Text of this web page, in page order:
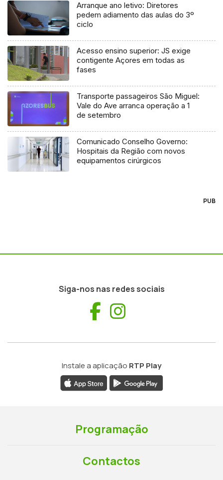
Arranque ano letivo: Diretores
pedem adiamento das aulas do 3º
ciclo
Acesso ensino superior: JS exige
contigente Açores em todas as
fases
Transporte passageiros São Miguel:
Vale do Ave arranca operação a 1
de setembro
Comunicado Conselho Governo:
Hospitais da Região com novos
equipamentos cirúrgicos
PUB
Siga-nos nas redes sociais
Facebook
Instale a aplicação RTP Play
Programação
Contactos